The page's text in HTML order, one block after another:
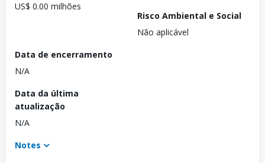
US$ 0.00 milhões
Risco Ambiental e Social
Não aplicável
Data de encerramento
N/A
Data da última
atualização
N/A
Notes